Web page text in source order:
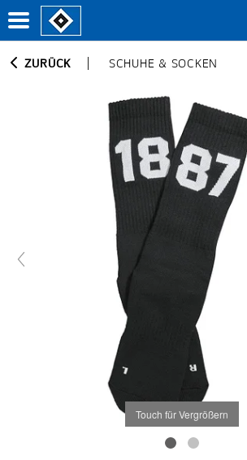
ZURÜCK SCHUHE & SOCKEN
Touch für Vergrößern